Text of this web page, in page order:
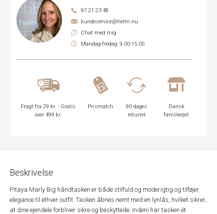
97 21 23 48
kundeservice@helm.nu
Chat med mig
Mandag-fredag: 9.00-15.00
Fragt fra 29 kr. - Gratis
over 499 kr.
Prismatch
90 dages
returret
Dansk
familieejet
Beskrivelse
Pitaya Marly Big håndtasken er både stilfuld og moderigtig og tilføjer
elegance til ethver outfit. Tasken åbnes nemt med en lynlås, hvilket sikrer,
at dine ejendele forbliver sikre og beskyttede. Indeni har tasken ét